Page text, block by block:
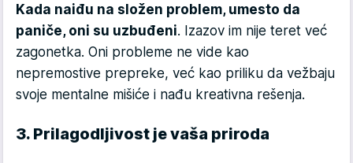
Kada naiđu na složen problem, umesto da
paniče, oni su uzbuđeni. Izazov im nije teret već
zagonetka. Oni probleme ne vide kao
nepremostive prepreke, već kao priliku da vežbaju
svoje mentalne mišiće i nađu kreativna rešenja.
3. Prilagodljivost je vaša priroda